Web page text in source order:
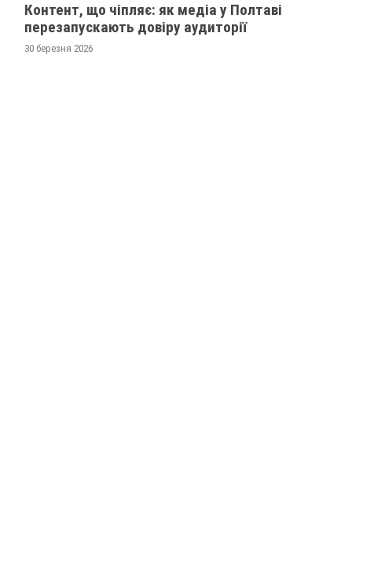
Контент, що чіпляє: як медіа у Полтаві
перезапускають довіру аудиторії
30 березня 2026